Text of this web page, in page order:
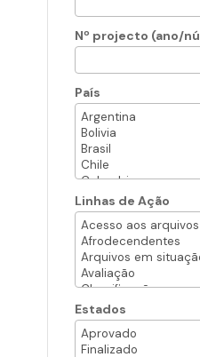
Nº projecto (ano/
País
Linhas de Ação
Estados